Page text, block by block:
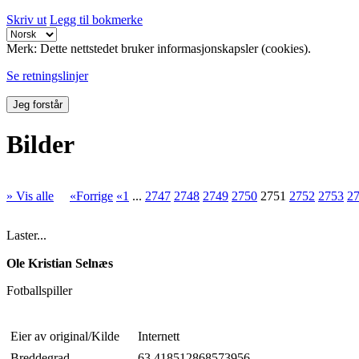
Skriv ut Legg til bokmerke
Merk: Dette nettstedet bruker informasjonskapsler (cookies).
Se retningslinjer
Jeg forstår
Bilder
» Vis alle «Forrige «1 ... 2747 2748 2749 2750 2751 2752 2753
Laster...
Ole Kristian Selnæs
Fotballspiller
Eier av original/Kilde
Internett